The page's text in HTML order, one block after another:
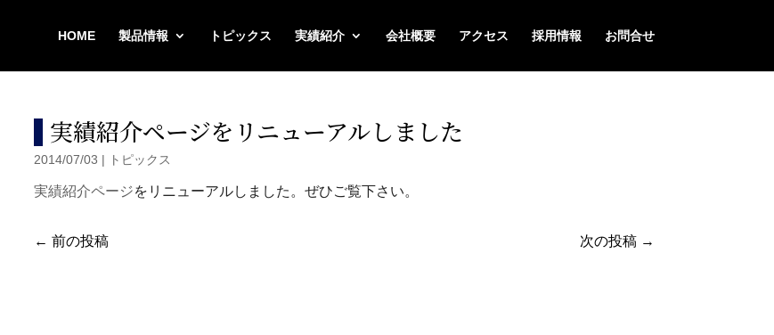
HOME 製品情報 トピックス 実績紹介 会社概要 アクセス 採用情報 お問合せ
実績紹介ページをリニューアルしました
2014/07/03 | トピックス
実績紹介ページをリニューアルしました。ぜひご覧下さい。
← 前の投稿 次の投稿→